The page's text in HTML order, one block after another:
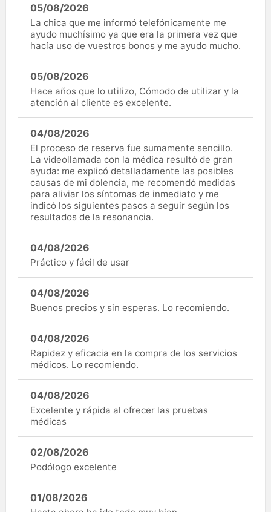
05/08/2026
La chica que me informó telefónicamente me
ayudo muchísimo ya que era la primera vez que
hacía uso de vuestros bonos y me ayudo mucho.
05/08/2026
Hace años que lo utilizo, Cómodo de utilizar y la
atención al cliente es excelente.
04/08/2026
El proceso de reserva fue sumamente sencillo.
La videollamada con la médica resultó de gran
ayuda: me explicó detalladamente las posibles
causas de mi dolencia, me recomendó medidas
para aliviar los síntomas de inmediato y me
indicó los siguientes pasos a seguir según los
resultados de la resonancia.
04/08/2026
Práctico y fácil de usar
04/08/2026
Buenos precios y sin esperas. Lo recomiendo.
04/08/2026
Rapidez y eficacia en la compra de los servicios
médicos. Lo recomiendo.
04/08/2026
Excelente y rápida al ofrecer las pruebas
médicas
02/08/2026
Podólogo excelente
01/08/2026